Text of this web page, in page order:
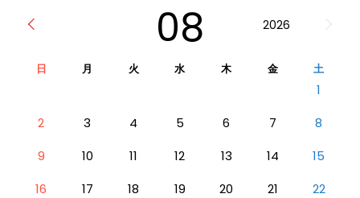
08 2026
日 月 火 水 木 金 土
1
2
3 4 5 6 7
8
9
10 11 12 13 14
15
16
17 18 19 20 21
22